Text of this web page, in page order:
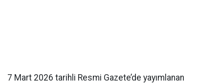
7 Mart 2026 tarihli Resmi Gazete’de yayımlanan